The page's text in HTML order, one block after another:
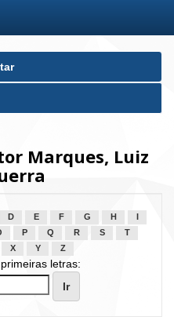
Marques, Luiz
D E F G H
P Q R S
T
X Y Z
letras: